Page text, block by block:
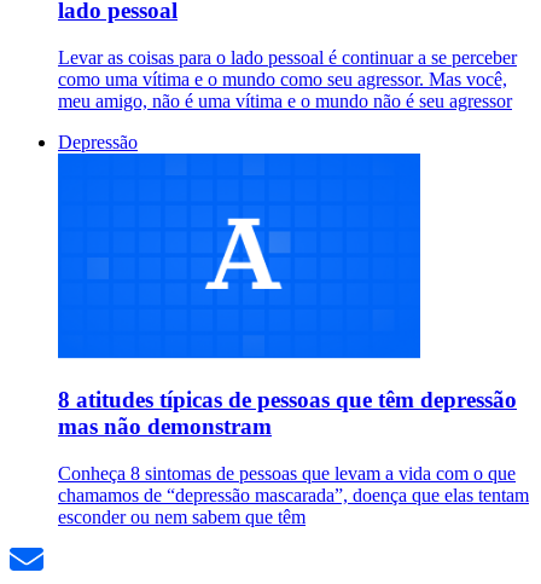
lado pessoal
Levar as coisas para o lado pessoal é continuar a se perceber
como uma vítima e o mundo como seu agressor. Mas você,
meu amigo, não é uma vítima e o mundo não é seu agressor
Depressão
8 atitudes típicas de pessoas que têm depressão
mas não demonstram
Conheça 8 sintomas de pessoas que levam a vida com o que
chamamos de “depressão mascarada”, doença que elas tentam
esconder ou nem sabem que têm